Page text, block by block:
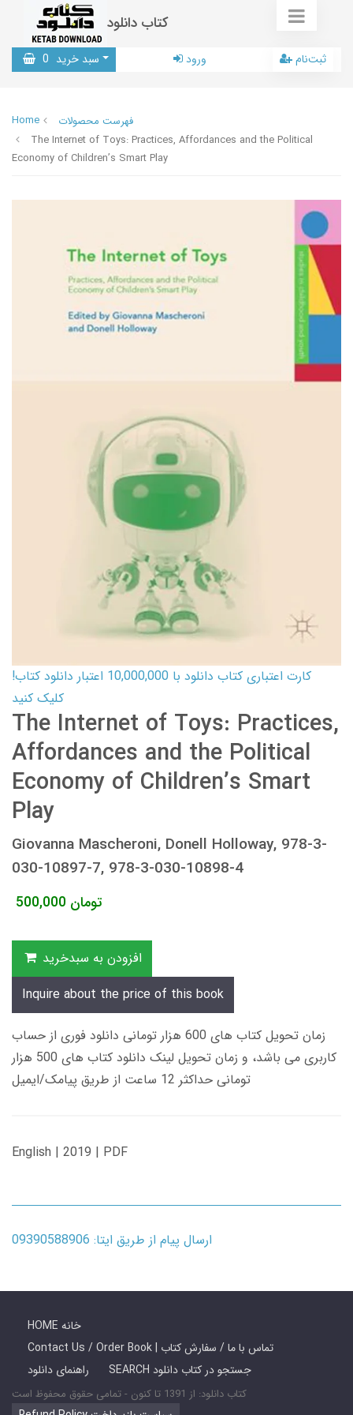
کتاب دانلود
سبد خرید 0 ورود ثبت‌نام
Home
فهرست محصولات
The Internet of Toys: Practices, Affordances and the Political
Economy of Children’s Smart Play
کارت اعتباری کتاب دانلود با 10,000,000 اعتبار دانلود کتاب!
کلیک کنید
The Internet of Toys: Practices,
Affordances and the Political
Economy of Children’s Smart
Play
Giovanna Mascheroni, Donell Holloway, 978-3-
030-10897-7, 978-3-030-10898-4
500,000 تومان
افزودن به سبدخرید
Inquire about the price of this book
زمان تحویل کتاب های 600 هزار تومانی دانلود فوری از حساب
کاربری می باشد، و زمان تحویل لینک دانلود کتاب های 500 هزار
تومانی حداکثر 12 ساعت از طریق پیامک/ایمیل
English | 2019 | PDF
ارسال پیام از طریق ایتا: 09390588906
HOME خانه
Contact Us / Order Book | تماس با ما / سفارش کتاب
راهنمای دانلود
SEARCH جستجو در کتاب دانلود
کتاب دانلود: از 1391 تا کنون - تمامی حقوق محفوظ است